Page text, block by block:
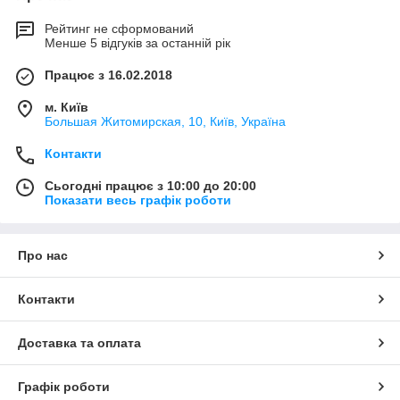
Рейтинг не сформований
Менше 5 відгуків за останній рік
Працює з 16.02.2018
м. Київ
Большая Житомирская, 10, Київ, Україна
Контакти
Сьогодні працює з 10:00 до 20:00
Показати весь графік роботи
Про нас
Контакти
Доставка та оплата
Графік роботи